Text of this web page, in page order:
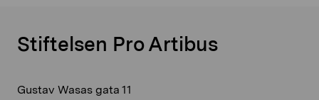
Stiftelsen Pro Artibus
Gustav Wasas gata 11